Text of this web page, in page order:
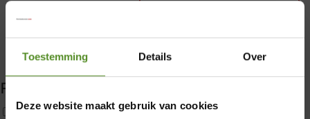
Toestemming Details Over
Deze website maakt gebruik van cookies
Filter producten
Uncategorized